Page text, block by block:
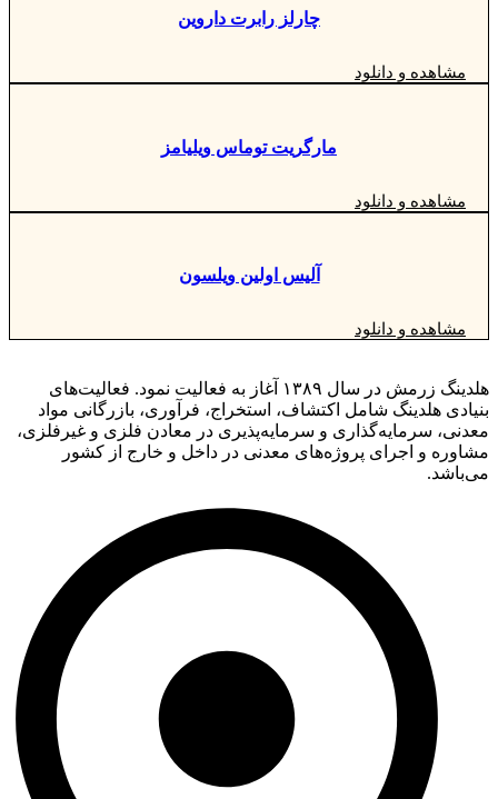
چارلز رابرت داروین
مشاهده و دانلود
مارگریت توماس ویلیامز
مشاهده و دانلود
آلیس اولین ویلسون
مشاهده و دانلود
هلدینگ زرمش در سال ۱۳۸۹ آغاز به فعالیت‌ نمود. فعالیت‌های
بنیادی هلدینگ شامل اکتشاف، استخراج، فرآوری، بازرگانی مواد
معدنی، سرمایه‌گذاری و سرمایه‌پذیری در معادن فلزی و غیرفلزی،
مشاوره و اجرای پروژه‌های معدنی در داخل و خارج از کشور
می‌باشد.